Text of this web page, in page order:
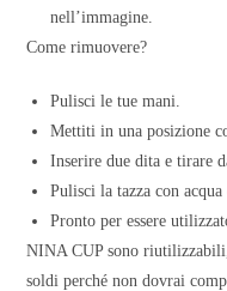
nell’immagine.
Come rimuovere?
Pulisci le tue mani.
Mettiti in una posizione
Inserire due dita e tirare
Pulisci la tazza con
Pronto per essere
NINA CUP sono
soldi perché non dovrai